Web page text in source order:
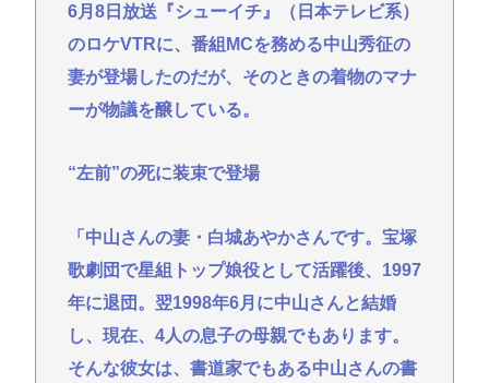
た」ってセリフあるけど、どんな自殺方法だった
の？
「バス停にされてる？」幼稚園バスが自宅前に“無断
停車” 敷地内に侵入も…保護者マナーに「我慢の限
重大インシデント該当せず、ANAと国交省機の接近
ラブル、羽田空港沖、全日空に通知
【悲報】高市さん、非核三原則「今後も堅持してい
く」の表現を削除www
中国SNS なぜフランス人はこれほど日本が好きな
のか? 投稿では「中国人も日本が好き」「普通の人
6月8日放送『シューイチ』（日本テレビ系）
のロケVTRに、番組MCを務める中山秀征の
妻が登場したのだが、そのときの着物のマナ
ーが物議を醸している。
“左前”の死に装束で登場
「中山さんの妻・白城あやかさんです。宝塚
歌劇団で星組トップ娘役として活躍後、1997
年に退団。翌1998年6月に中山さんと結婚
し、現在、4人の息子の母親でもあります。
そんな彼女は、書道家でもある中山さんの書